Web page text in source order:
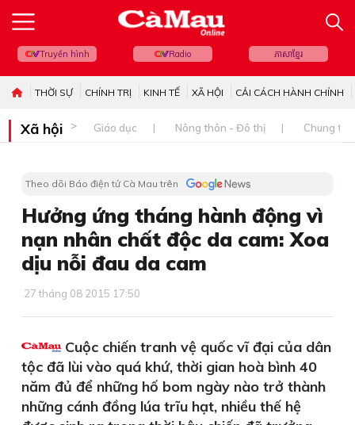
Truyền hình Radio ភាសាខ្មែរ
THỜI SỰ CHÍNH TRỊ KINH TẾ XÃ HỘI CẢI CÁCH HÀNH CHÍNH
Xã hội Giáo dục Nông thôn - Đô thị Chung
Theo dõi Báo điện tử Cà Mau trên
Hưởng ứng tháng hành động vì
nạn nhân chất độc da cam: Xoa
dịu nỗi đau da cam
27 tháng 08 2015 17:50
Cuộc chiến tranh vệ quốc vĩ đại của dân
tộc đã lùi vào quá khứ, thời gian hoà bình 40
năm đủ để những hố bom ngày nào trở thành
những cánh đồng lúa trĩu hạt, nhiều thế hệ